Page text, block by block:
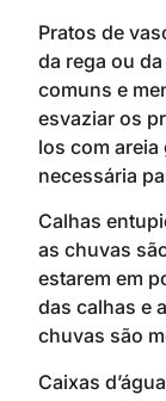
Pratos de
da rega ou
comuns e
esvaziar os
los com
necessária
Calhas
as chuvas
estarem em
das calhas e
chuvas são
Caixas